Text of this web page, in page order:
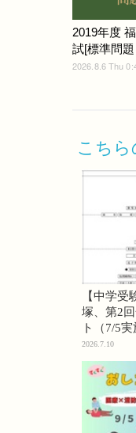
2019年度
試[標準問
2026.8.6 Thu
こち
【中学受
塚、第2
ト（7/5
74・桜蔭
2026.7.10